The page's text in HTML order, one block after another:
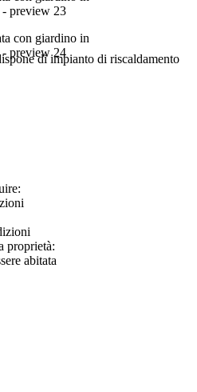
di impianto di riscaldamento
proprietà:
abitata